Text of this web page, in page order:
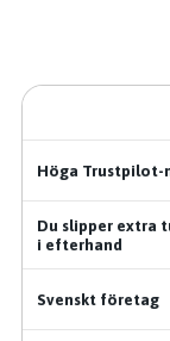
Höga Trustpilot-
Du slipper extra
i efterhand
Svenskt företag